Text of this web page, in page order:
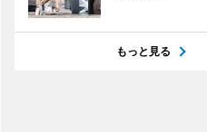
もっと見る